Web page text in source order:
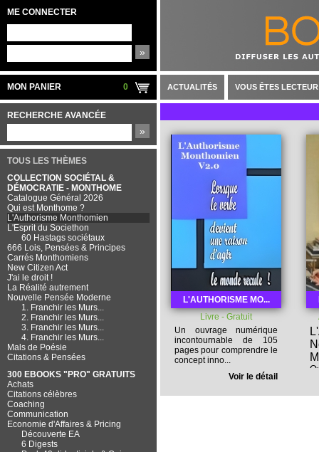
ME CONNECTER
»
MON PANIER 0
RECHERCHE AVANCÉE
»
TOUS LES THÈMES
COLLECTION SOCIÉTAL &
DÉMOCRATIE - MONTHOME
Catalogue Général 2026
Qui est Monthome ?
L'Authorisme Monthomien
L'Esprit du Societhon
60 Hastags sociétaux
666 Lois, Pensées & Principes
Carrés Monthomiens
New Citizen Act
J'ai le droit !
La Réalité autrement
Nouvelle Pensée Moderne
1. Franchir les Murs...
2. Franchir les Murs...
3. Franchir les Murs...
4. Franchir les Murs...
Mals de Poésie
Citations & Pensées
300 EBOOKS "PRO" GRATUITS
Achats
Citations célèbres
Coaching
Communication
Economie d'Affaires & Pricing
Découverte EA
6 Digests
ACTUALITÉS VOUS ÊTES LECTEUR
L'AUTHORISME MO...
Livre - Gratuit
Un ouvrage numérique
incontournable de 105
pages pour comprendre le
concept inno...
Voir le détail